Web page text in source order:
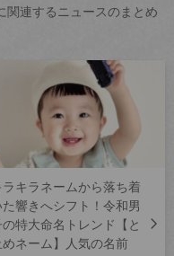
関連するニュースのまとめ
ラキラネームから落ち着
た響きへシフト！令和男
の特大命名トレンド【と
めネーム】人気の名前